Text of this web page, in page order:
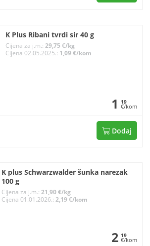
K Plus Ribani tvrdi sir 40 g
Cijena za j.m.: 29,75 €/kg
Cijena 02.05.2025.: 1,09 €/kom
1 19
€/kom
Dodaj
K plus Schwarzwalder šunka narezak
100 g
Cijena za j.m.: 21,90 €/kg
Cijena 01.01.2026.: 2,19 €/kom
2 19
€/kom